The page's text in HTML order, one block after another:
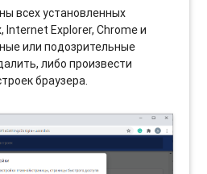
всех установленных
Internet Explorer, Chrome и
или подозрительные
либо произвести
браузера.